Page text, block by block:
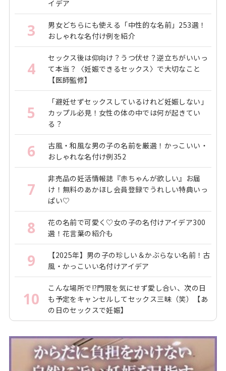
イデア
3
男女どちらにも使える「中性的な名前」253選！
おしゃれな名付け例を紹介
4
セックス後は仰向け？うつ伏せ？逆立ちがいいっ
て本当？〈妊娠できるセックス〉で大切なこと
【医師監修】
5
「避妊せずセックスしているけれど妊娠しない」
カップル必見！女性の体の中では何が起きてい
る？
6
古風・和風な男の子の名前を厳選！かっこいい・
おしゃれな名付け例352
7
非売品の妊活情報誌『赤ちゃんが欲しい』お届
け！無料のあかほし会員登録でうれしい特典いっ
ぱい♡
8
花の名前で可愛く♡女の子の名付けアイデア300
選！花言葉の紹介も
9
【2025年】男の子の珍しい＆かぶらない名前！古
風・かっこいい名付けアイデア
10
こんな場所で!?門限を気にせず愛し合い、次の日
も予定をキャンセルしてセックス三昧（笑）【あ
の日のセックスで妊娠】